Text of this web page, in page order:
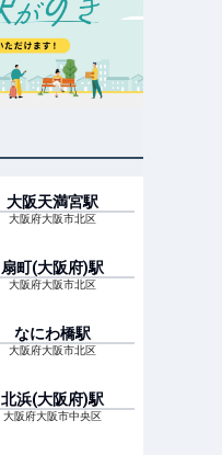
大阪天満宮駅
大阪府大阪市北区
扇町(大阪府)駅
大阪府大阪市北区
なにわ橋駅
大阪府大阪市北区
北浜(大阪府)駅
大阪府大阪市中央区